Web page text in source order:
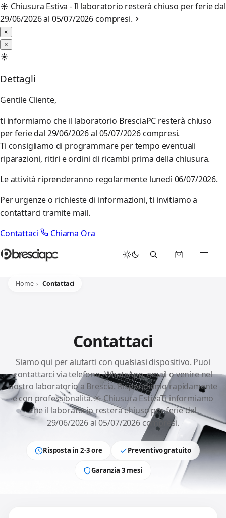
☀️ Chiusura Estiva - Il laboratorio resterà chiuso per ferie dal
29/06/2026 al 05/07/2026 compresi.
×
×
☀️
Dettagli
Gentile Cliente,
ti informiamo che il laboratorio BresciaPC resterà chiuso
per ferie dal 29/06/2026 al 05/07/2026 compresi.
Ti consigliamo di programmare per tempo eventuali
riparazioni, ritiri e ordini di ricambi prima della chiusura.
Le attività riprenderanno regolarmente lunedì 06/07/2026.
Per urgenze o richieste di informazioni, ti invitiamo a
contattarci tramite mail.
Contattaci
Chiama Ora
Home Contattaci
Contattaci
Siamo qui per aiutarti con qualsiasi dispositivo. Puoi
contattarci via telefono, WhatsApp, email o venire nel
nostro laboratorio a Brescia. Rispondiamo rapidamente
e con professionalità.☀️ Chiusura EstivaTi informiamo
che il laboratorio resterà chiuso per ferie dal
29/06/2026 al 05/07/2026 compresi.
Risposta in 2-3 ore Preventivo gratuito
Garanzia 3 mesi